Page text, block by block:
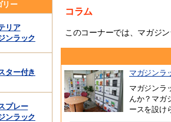
リー
リア
ンラック
ター付き
プレー
ンラック
コラム
このコーナーでは、マガジ
マガジンラ
マガジンラ
んか？マガ
ースを設け